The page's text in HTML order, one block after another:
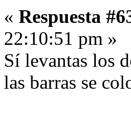
« Respuesta
22:10:51 pm »
Sí levantas los
las barras se